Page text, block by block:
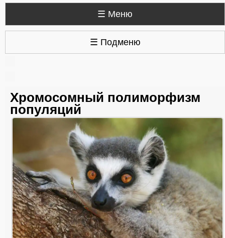
☰ Меню
☰ Подменю
Хромосомный полиморфизм
популяций